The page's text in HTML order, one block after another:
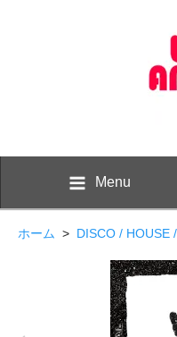
Menu
ホーム > DISCO / HOUSE